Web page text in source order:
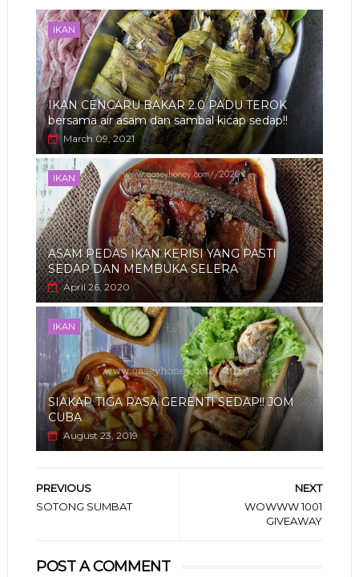
IKAN
IKAN CENCARU BAKAR 2.0 PADU TEROK
bersama air asam dan sambal kicap sedap!!
March 09, 2021
IKAN
ASAM PEDAS IKAN KERISI YANG PASTI
SEDAP DAN MEMBUKA SELERA
April 26, 2020
IKAN
SIAKAP TIGA RASA GERENTI SEDAP!! JOM
CUBA
August 23, 2019
NEXT
WOWWW 1001
GIVEAWAY
PREVIOUS
SOTONG SUMBAT
POST A COMMENT